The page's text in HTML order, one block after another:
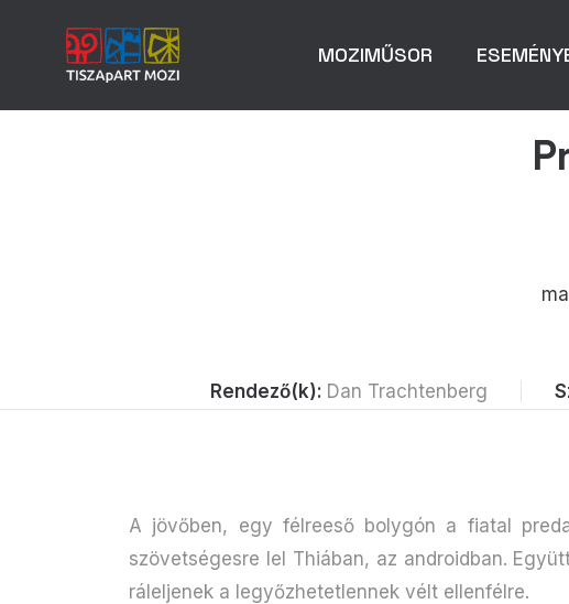
MOZIMŰSOR
Rendező(k): Dan Trachtenberg
A jövőben, egy félreeső bolygón a fiatal
szövetségesre lel Thiában, az androidban.
ráleljenek a legyőzhetetlennek vélt ellenfélre.